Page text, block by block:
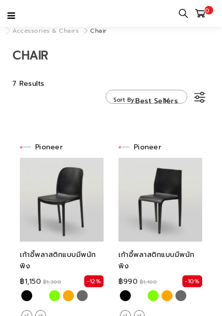
0
Home
Accessories & Chairs
Chair
CHAIR
7 Results
Sort ByBest Sellers
Pioneer
เก้าอี้พลาสติกแบบมีพนัก
พิง
฿1,150 ฿1,300 -12%
Pioneer
เก้าอี้พลาสติกแบบมีพนัก
พิง
฿990 ฿1,100 -10%